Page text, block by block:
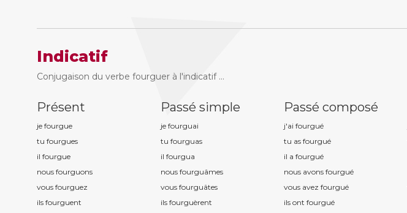
Indicatif
Conjugaison du verbe fourguer à l'indicatif ...
Présent
je fourgue
tu fourgues
il fourgue
nous fourguons
vous fourguez
ils fourguent
Passé simple
je fourguai
tu fourguas
il fourgua
nous fourguâmes
vous fourguâtes
ils fourguèrent
Passé composé
j'ai fourgué
tu as fourgué
il a fourgué
nous avons fourgué
vous avez fourgué
ils ont fourgué